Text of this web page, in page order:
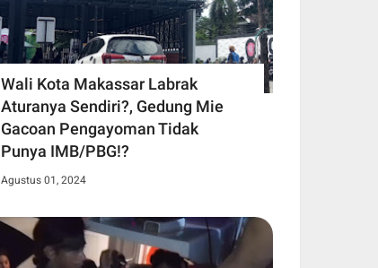
Wali Kota Makassar Labrak
Aturanya Sendiri?, Gedung Mie
Gacoan Pengayoman Tidak
Punya IMB/PBG!?
Agustus 01, 2024